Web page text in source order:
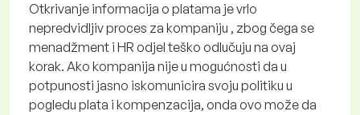
Otkrivanje informacija o platama je vrlo
nepredvidljiv proces za kompaniju , zbog čega se
menadžment i HR odjel teško odlučuju na ovaj
korak. Ako kompanija nije u mogućnosti da u
potpunosti jasno iskomunicira svoju politiku u
pogledu plata i kompenzacija, onda ovo može da